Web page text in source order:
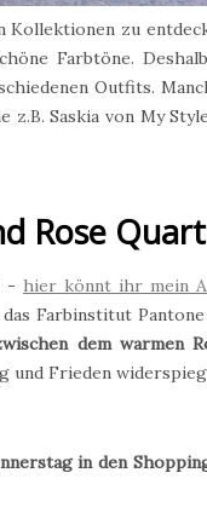
Kollektionen zu
Farbtöne.
Outfits.
z.B. Saskia von My
Rose
- hier könnt ihr mein
Farbinstitut
dem warmen
und Frieden
in den